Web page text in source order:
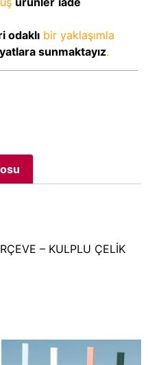
odaklı bir yaklaşımla
sunmaktayız.
– KULPLU ÇELİK